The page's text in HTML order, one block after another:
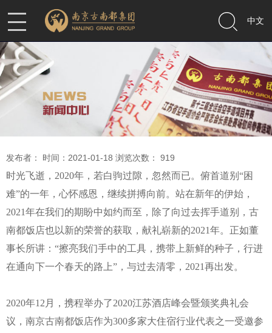
中文
发布者： 时间：2021-01-18 浏览次数： 919
时光飞逝， 2020年，若白驹过隙，忽然而已。俯首道别“困
难”的一年，心怀感恩，继续拼搏向前。站在新年的伊始，
2021年在我们的期盼中如约而至，除了向过去挥手道别，古
南都饭店也以新的荣誉的获取，献礼崭新的2021年。正如董
事长所讲：“擦亮我们手中的工具，携带上新鲜的种子，行进
在通向下一个春天的路上”，与过去清零， 2021再出发。
2020年12 月，携程举办了2020江苏酒店峰会暨颁奖典礼会
议，南京古南都饭店作为300多家大住宿行业代表之一受邀参